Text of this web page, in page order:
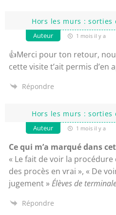
Hors les murs : sorties
Auteur 1 mois il y a
👍Merci pour ton retour,
cette visite t’ait permis d’en
Répondre
Hors les murs : sorties
Auteur 1 mois il y a
Ce qui m’a marqué dans
« Le fait de voir la procédure
des procès en vrai », « De
jugement »Élèves de
Répondre